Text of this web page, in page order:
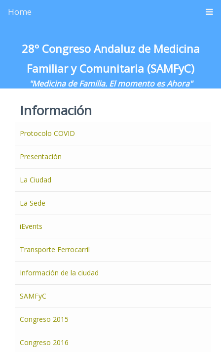
Home
28º Congreso Andaluz de Medicina
Familiar y Comunitaria (SAMFyC)
"Medicina de Familia. El momento es Ahora"
Información
Protocolo COVID
Presentación
La Ciudad
La Sede
iEvents
Transporte Ferrocarril
Información de la ciudad
SAMFyC
Congreso 2015
Congreso 2016